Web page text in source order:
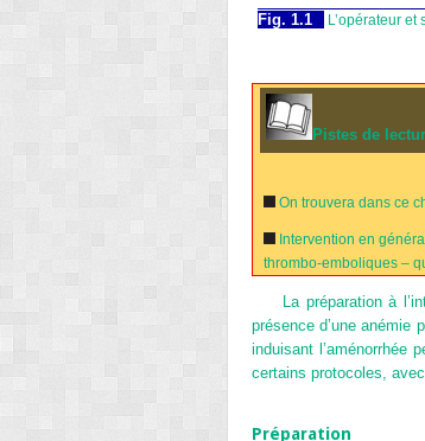
Fig. 1.1 L’opérateur et
Pistes de
On trouvera dans ce
Intervention en
thrombo-emboliques –
La préparation à
présence d’une anémie
induisant l’aménorrhée
certains protocoles,
Préparation